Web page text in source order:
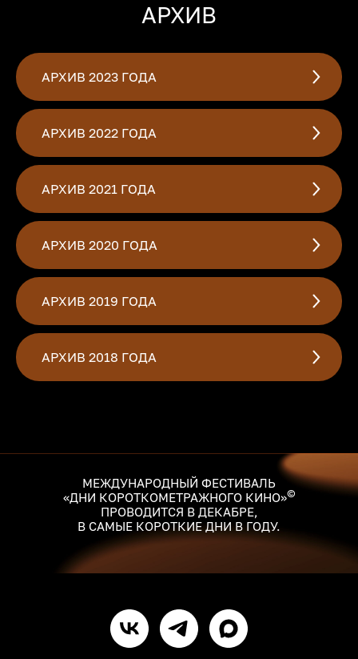
АРХИВ
АРХИВ 2023 ГОДА
АРХИВ 2022 ГОДА
АРХИВ 2021 ГОДА
АРХИВ 2020 ГОДА
АРХИВ 2019 ГОДА
АРХИВ 2018 ГОДА
МЕЖДУНАРОДНЫЙ ФЕСТИВАЛЬ
«ДНИ КОРОТКОМЕТРАЖНОГО КИНО»©
ПРОВОДИТСЯ В ДЕКАБРЕ,
В САМЫЕ КОРОТКИЕ ДНИ В ГОДУ.